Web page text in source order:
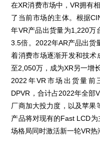
在XR消费市场中，VR拥有
了当前市场的主体。根据
年VR产品出货量为1,220万
3.5倍。2022年AR产品出货
着消费市场逐渐开发和技
至2,050万，成为XR另一增
2022年VR市场出货量前
DPVR，合计占2022年全部
厂商加大投力度，以及苹果
产品将对现有的Fast LCD
场格局同时激活新一轮VR热